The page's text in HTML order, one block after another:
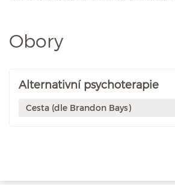
Obory
Alternativní psychoterapie
Cesta (dle Brandon Bays)